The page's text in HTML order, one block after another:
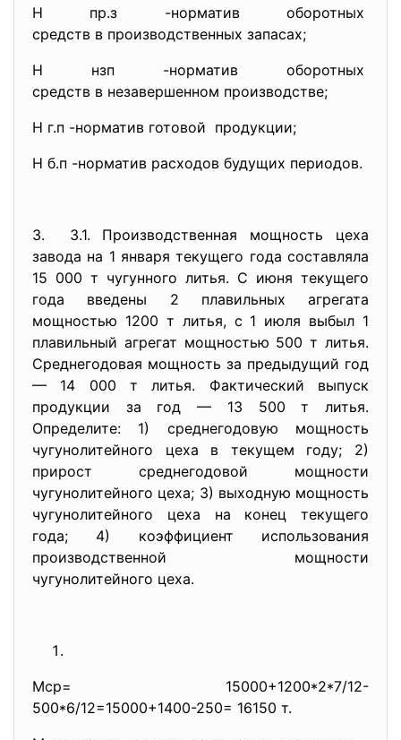
Н пр.з -норматив оборотных
средств в производственных запасах;
Н нзп -норматив оборотных
средств в незавершенном производстве;
Н г.п -норматив готовой продукции;
Н б.п -норматив расходов будущих периодов.
3. 3.1. Производственная мощность цеха
завода на 1 января текущего года составляла
15 000 т чугунного литья. С июня текущего
года введены 2 плавильных агрегата
мощностью 1200 т литья, с 1 июля выбыл 1
плавильный агрегат мощностью 500 т литья.
Среднегодовая мощность за предыдущий год
— 14 000 т литья. Фактический выпуск
продукции за год — 13 500 т литья.
Определите: 1) среднегодовую мощность
чугунолитейного цеха в текущем году; 2)
прирост среднегодовой мощности
чугунолитейного цеха; 3) выходную мощность
чугунолитейного цеха на конец текущего
года; 4) коэффициент использования
производственной мощности
чугунолитейного цеха.
Мср= 15000+1200*2*7/12-
500*6/12=15000+1400-250= 16150 т.